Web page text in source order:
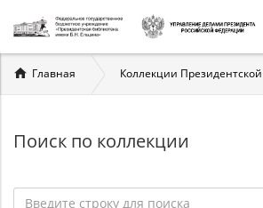
Вы
здесь
Главная Коллекции
Поиск по коллекции